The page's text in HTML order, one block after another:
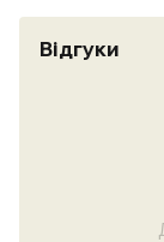
Відгуки